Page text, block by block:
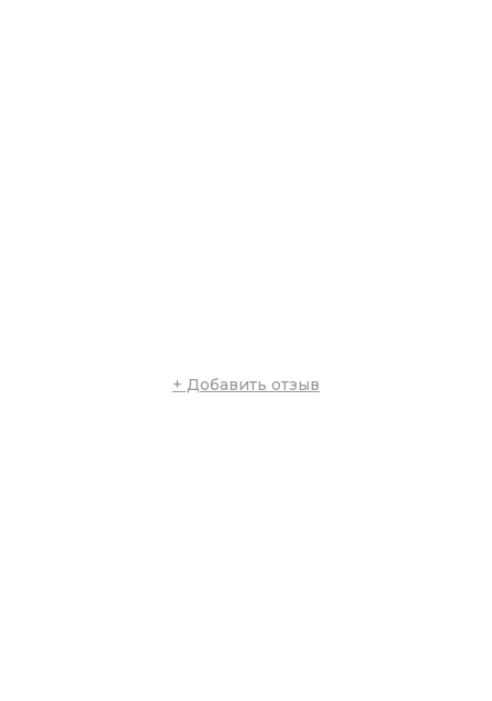
+ Добавить отзыв